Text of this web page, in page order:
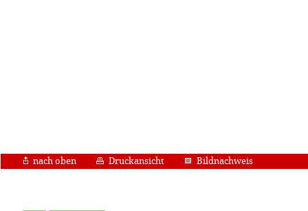
nach oben Druckansicht Bildnachweis